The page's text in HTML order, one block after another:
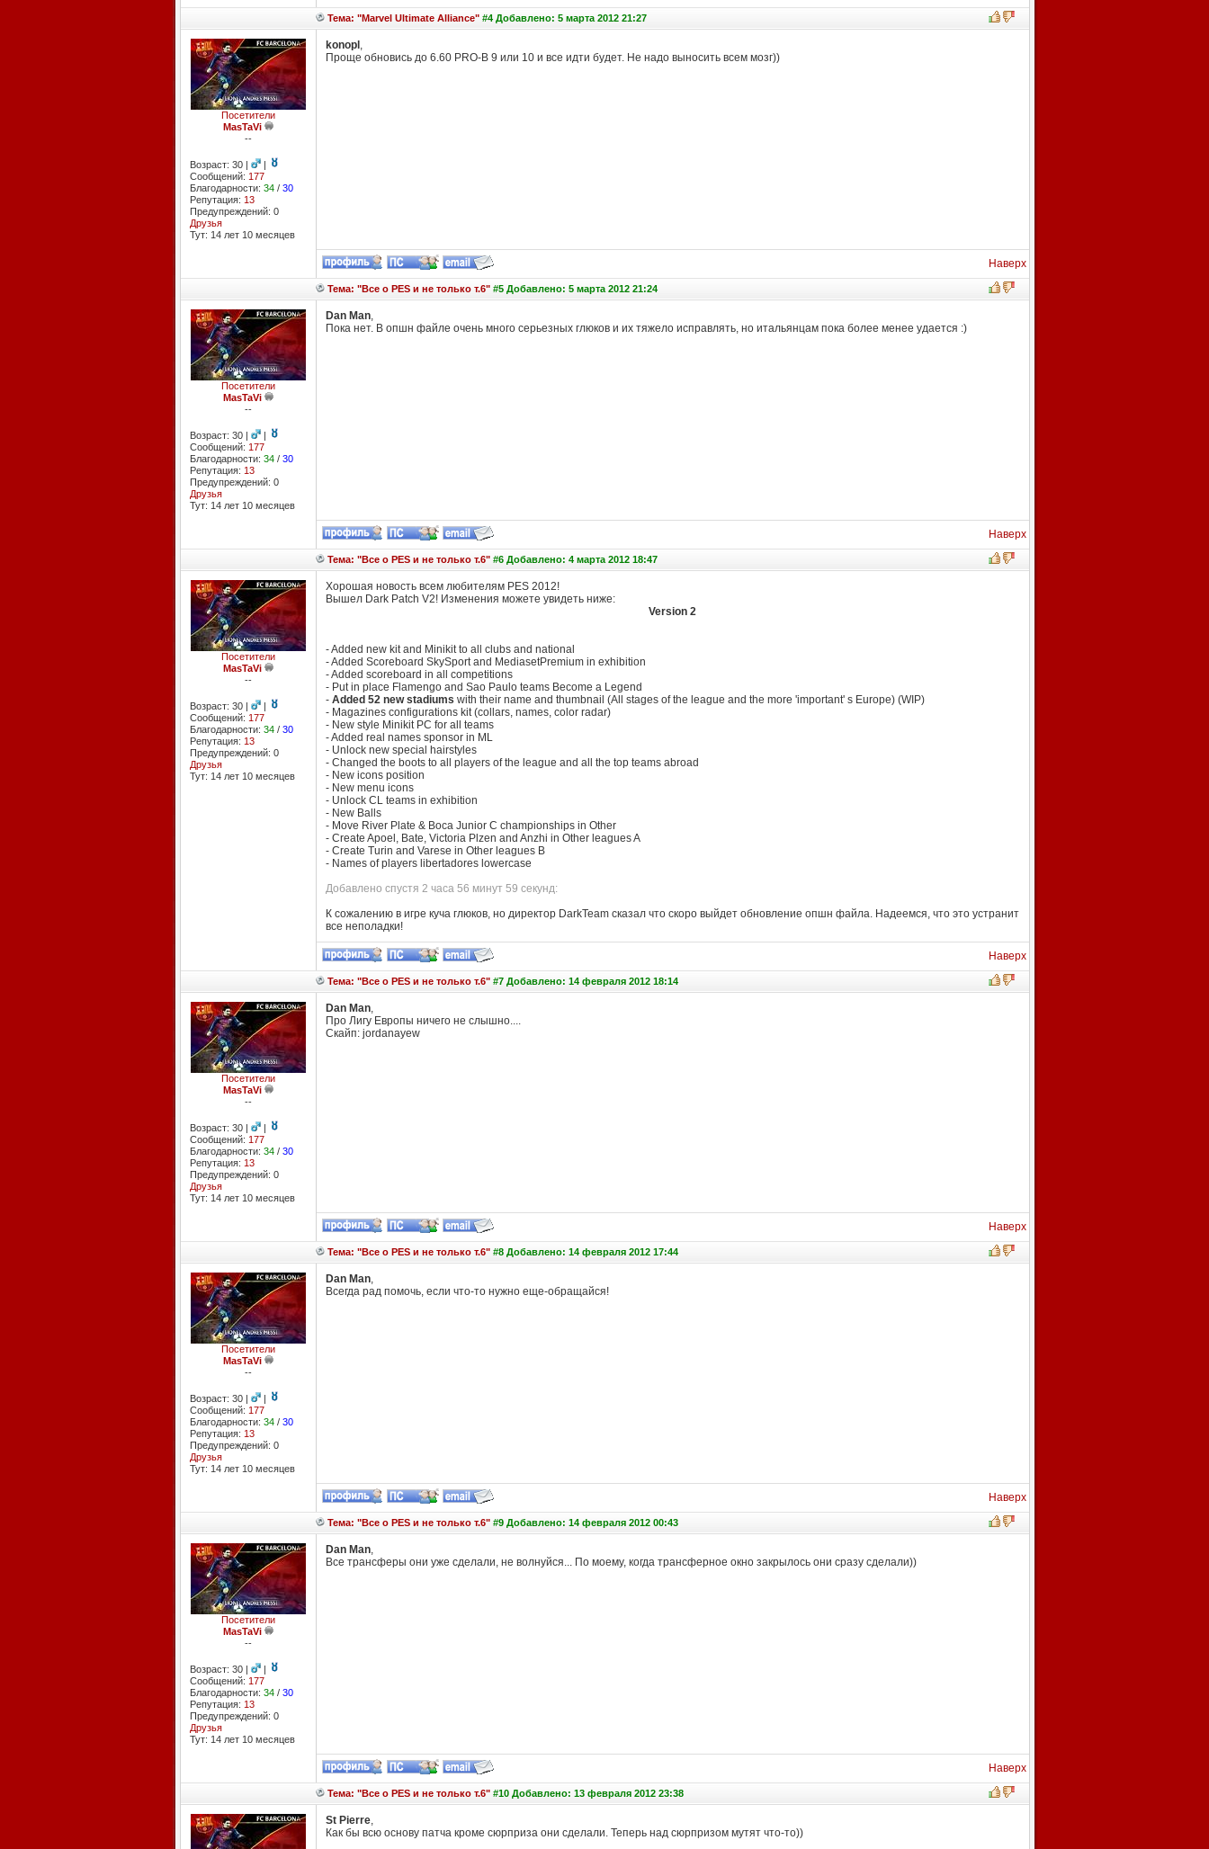
Тема: "Marvel Ultimate Alliance"#4 Добавлено: 5 марта 2012 21:27
Посетители
MasTaVi
--
Возраст: 30 |
|
Сообщений: 177
Благодарности: 34/ 30
Репутация: 13
Предупреждений: 0
Друзья
Тут: 14 лет 10 месяцев
konopl ,
Проще обновись до 6.60 PRO-B 9 или 10 и все идти будет. Не надо выносить всем мозг))
Наверх
Тема: "Все о PES и не только т.6"#5 Добавлено: 5 марта 2012 21:24
Посетители
MasTaVi
--
Возраст: 30 |
|
Сообщений: 177
Благодарности: 34/ 30
Репутация: 13
Предупреждений: 0
Друзья
Тут: 14 лет 10 месяцев
Dan Man,
Пока нет. В опшн файле очень много серьезных глюков и их тяжело исправлять, но итальянцам пока более менее удается :)
Наверх
Тема: "Все о PES и не только т.6"#6 Добавлено: 4 марта 2012 18:47
Посетители
MasTaVi
--
Возраст: 30 |
|
Сообщений: 177
Благодарности: 34/ 30
Репутация: 13
Предупреждений: 0
Друзья
Тут: 14 лет 10 месяцев
Хорошая новость всем любителям PES 2012!
Вышел Dark Patch V2! Изменения можете увидеть ниже:
Version 2
- Added new kit and Minikit to all clubs and national
- Added Scoreboard SkySport and MediasetPremium in exhibition
- Added scoreboard in all competitions
- Put in place Flamengo and Sao Paulo teams Become a Legend
- Added 52 new stadiums with their name and thumbnail (All stages of the league and the more 'important' s Europe) (WIP)
- Magazines configurations kit (collars, names, color radar)
- New style Minikit PC for all teams
- Added real names sponsor in ML
- Unlock new special hairstyles
- Changed the boots to all players of the league and all the top teams abroad
- New icons position
- New menu icons
- Unlock CL teams in exhibition
- New Balls
- Move River Plate & Boca Junior C championships in Other
- Create Apoel, Bate, Victoria Plzen and Anzhi in Other leagues A
- Create Turin and Varese in Other leagues B
- Names of players libertadores lowercase
Добавлено спустя 2 часа 56 минут 59 секунд:
К сожалению в игре куча глюков, но директор DarkTeam сказал что скоро выйдет обновление опшн файла. Надеемся, что это устранит
все неполадки!
Наверх
Тема: "Все о PES и не только т.6"#7 Добавлено: 14 февраля 2012 18:14
Посетители
MasTaVi
--
Возраст: 30 |
|
Сообщений: 177
Благодарности: 34/ 30
Репутация: 13
Предупреждений: 0
Друзья
Тут: 14 лет 10 месяцев
Dan Man,
Про Лигу Европы ничего не слышно....
Скайп: jordanayew
Наверх
Тема: "Все о PES и не только т.6"#8 Добавлено: 14 февраля 2012 17:44
Посетители
MasTaVi
--
Возраст: 30 |
|
Сообщений: 177
Благодарности: 34/ 30
Репутация: 13
Предупреждений: 0
Друзья
Тут: 14 лет 10 месяцев
Dan Man,
Всегда рад помочь, если что-то нужно еще-обращайся!
Наверх
Тема: "Все о PES и не только т.6"#9 Добавлено: 14 февраля 2012 00:43
Посетители
MasTaVi
--
Возраст: 30 |
|
Сообщений: 177
Благодарности: 34/ 30
Репутация: 13
Предупреждений: 0
Друзья
Тут: 14 лет 10 месяцев
Dan Man,
Все трансферы они уже сделали, не волнуйся... По моему, когда трансферное окно закрылось они сразу сделали))
Наверх
Тема: "Все о PES и не только т.6"#10 Добавлено: 13 февраля 2012 23:38
St Pierre,
Как бы всю основу патча кроме сюрприза они сделали. Теперь над сюрпризом мутят что-то))